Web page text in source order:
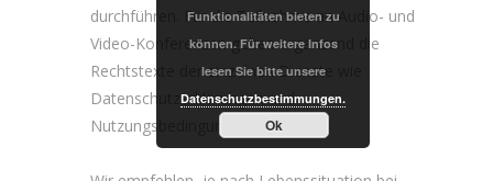
durchführen. Für die Teilnahme an Audio- und
Video-Konferenzen gelten ergänzend die
Rechtstexte der einzelnen Dienste wie
Datenschutzerklärungen und
Nutzungsbedingungen.
Funktionalitäten bieten zu
können. Für weitere Infos
lesen Sie bitte unsere
Datenschutzbestimmungen.
Ok